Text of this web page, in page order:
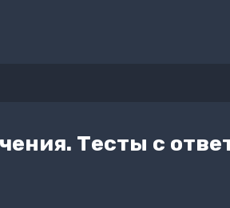
Тесты с